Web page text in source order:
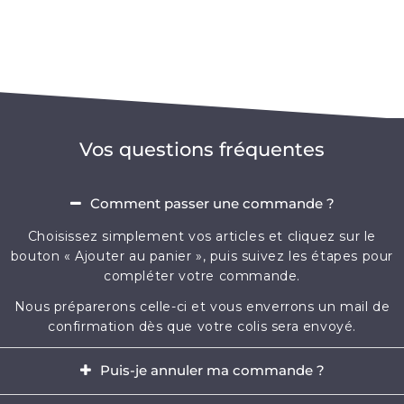
Vos questions fréquentes
Comment passer une commande ?
Choisissez simplement vos articles et cliquez sur le
bouton « Ajouter au panier », puis suivez les étapes pour
compléter votre commande.
Nous préparerons celle-ci et vous enverrons un mail de
confirmation dès que votre colis sera envoyé.
Puis-je annuler ma commande ?